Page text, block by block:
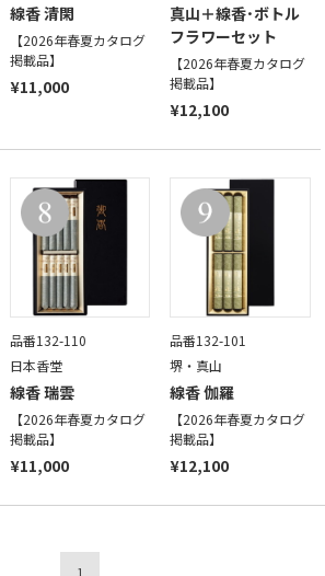
線香 清閑
【2026年春夏カタログ
掲載品】
¥11,000
真山＋線香･ボトル
フラワーセット
【2026年春夏カタログ
掲載品】
¥12,100
品番132-110
日本香堂
線香 瑞雲
【2026年春夏カタログ
掲載品】
¥11,000
品番132-101
堺・真山
線香 伽羅
【2026年春夏カタログ
掲載品】
¥12,100
1